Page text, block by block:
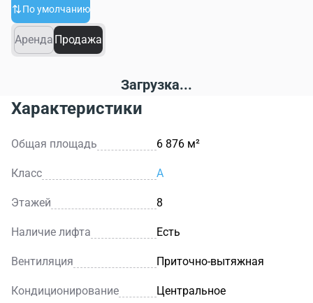
По умолчанию
Аренда Продажа
Загрузка...
Характеристики
Общая площадь 6 876 м²
Класс A
Этажей 8
Наличие лифта Есть
Вентиляция Приточно-вытяжная
Кондиционирование Центральное